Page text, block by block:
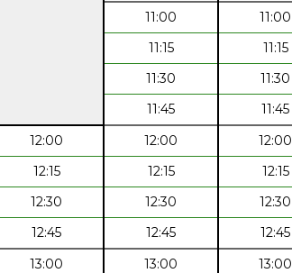
11:00 11:00
11:15 11:15
11:30 11:30
11:45 11:45
12:00 12:00 12:00
12:15 12:15 12:15
12:30 12:30 12:30
12:45 12:45 12:45
13:00 13:00 13:00